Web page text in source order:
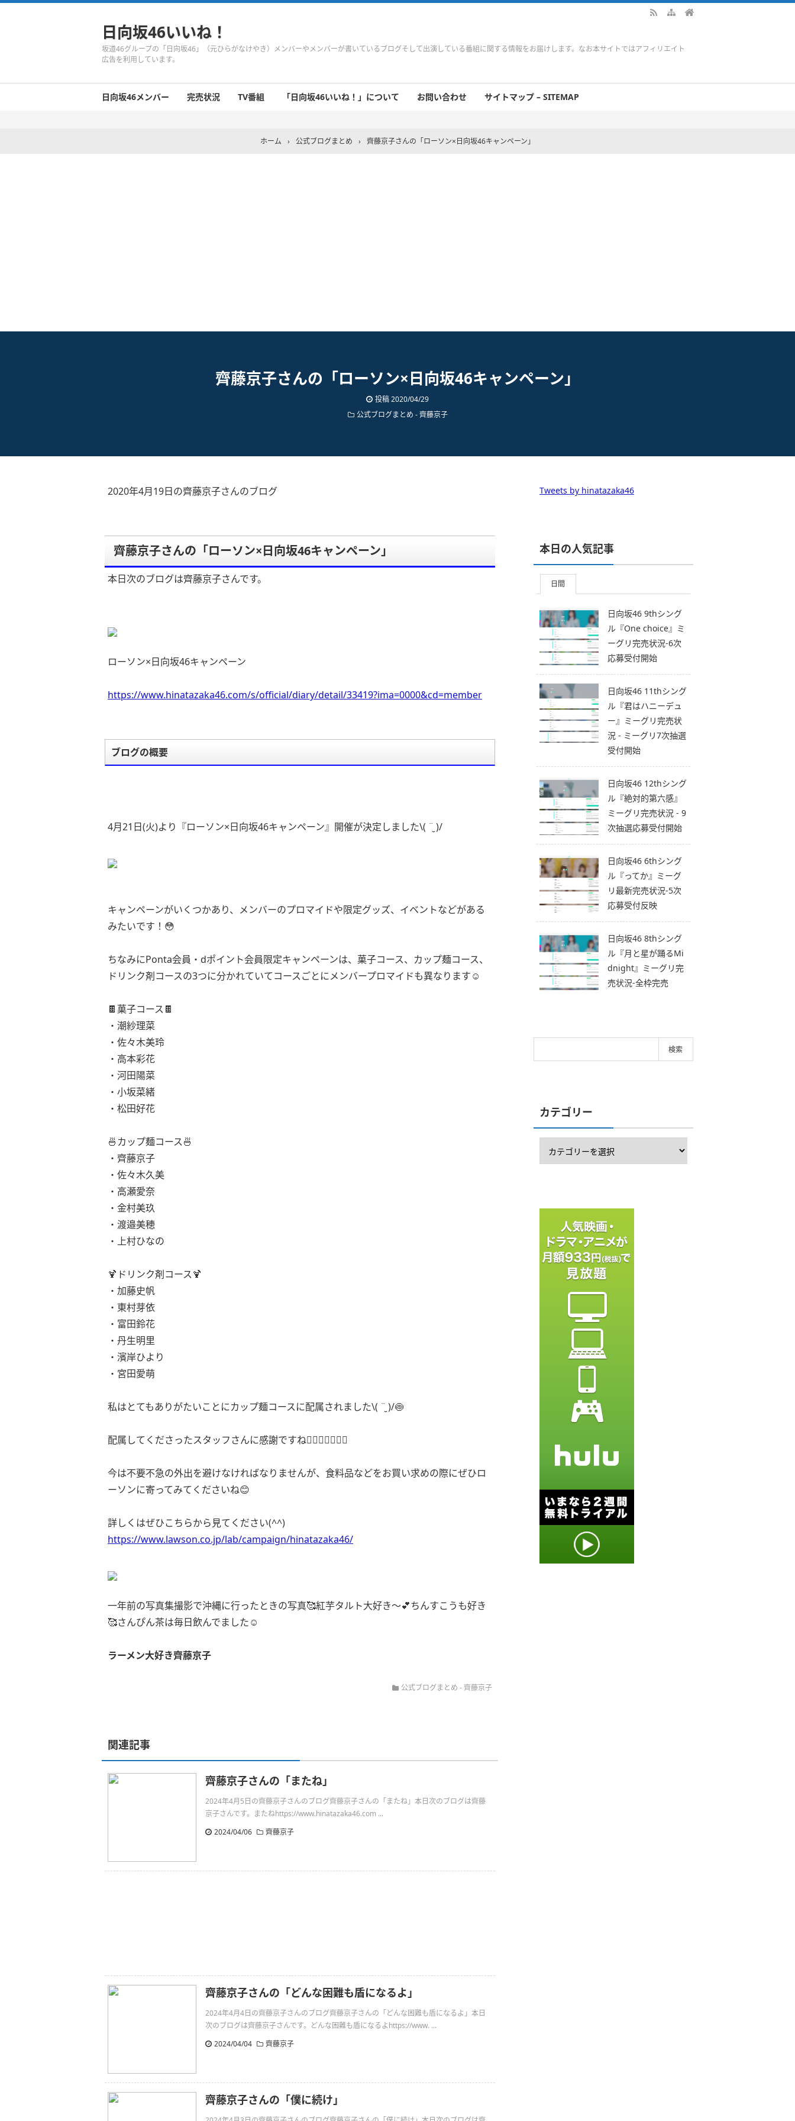
日向坂46いいね！
坂道46グループの「日向坂46」（元ひらがなけやき）メンバーやメンバーが書いているブログそして出演している番組に関する情報をお届けします。なお本サイトではアフィリエイト
広告を利用しています。
日向坂46メンバー 完売状況 TV番組 「日向坂46いいね！」について お問い合わせ サイトマップ – SITEMAP
ホーム › 公式ブログまとめ › 齊藤京子さんの「ローソン×日向坂46キャンペーン」
齊藤京子さんの「ローソン×日向坂46キャンペーン」
投稿2020/04/29
公式ブログまとめ -齊藤京子
2020年4月19日の齊藤京子さんのブログ
齊藤京子さんの「ローソン×日向坂46キャンペーン」
本日次のブログは齊藤京子さんです。
ローソン×日向坂46キャンペーン
https://www.hinatazaka46.com/s/official/diary/detail/33419?ima=0000&cd=member
ブログの概要
4月21日(火)より『ローソン×日向坂46キャンペーン』開催が決定しました\( ¨̮ )/
キャンペーンがいくつかあり、メンバーのプロマイドや限定グッズ、イベントなどがある
みたいです！😳
ちなみにPonta会員・dポイント会員限定キャンペーンは、菓子コース、カップ麺コース、
ドリンク剤コースの3つに分かれていてコースごとにメンバープロマイドも異なります☺️
🍫菓子コース🍫
・潮紗理菜
・佐々木美玲
・高本彩花
・河田陽菜
・小坂菜緒
・松田好花
🍜カップ麺コース🍜
・齊藤京子
・佐々木久美
・高瀬愛奈
・金村美玖
・渡邉美穂
・上村ひなの
🍹ドリンク剤コース🍹
・加藤史帆
・東村芽依
・富田鈴花
・丹生明里
・濱岸ひより
・宮田愛萌
私はとてもありがたいことにカップ麺コースに配属されました\( ¨̮ )/🍥
配属してくださったスタッフさんに感謝ですね🙇🏻‍♀️🙇🏻‍♀️✨
今は不要不急の外出を避けなければなりませんが、食料品などをお買い求めの際にぜひロ
ーソンに寄ってみてくださいね😊
詳しくはぜひこちらから見てください(^^)
https://www.lawson.co.jp/lab/campaign/hinatazaka46/
一年前の写真集撮影で沖縄に行ったときの写真🥰紅芋タルト大好き〜💕ちんすこうも好き
🥰さんぴん茶は毎日飲んでました☺️
ラーメン大好き齊藤京子
公式ブログまとめ -齊藤京子
関連記事
齊藤京子さんの「またね」
2024年4月5日の齊藤京子さんのブログ齊藤京子さんの「またね」本日次のブログは齊藤
京子さんです。またねhttps://www.hinatazaka46.com ...
2024/04/06
齊藤京子
齊藤京子さんの「どんな困難も盾になるよ」
2024年4月4日の齊藤京子さんのブログ齊藤京子さんの「どんな困難も盾になるよ」本日
次のブログは齊藤京子さんです。どんな困難も盾になるよhttps://www. ...
2024/04/04
齊藤京子
齊藤京子さんの「僕に続け」
Tweets by hinatazaka46
本日の人気記事
日間
日向坂46 9thシング
ル『One choice』ミ
ーグリ完売状況-6次
応募受付開始
日向坂46 11thシング
ル『君はハニーデュ
ー』ミーグリ完売状
況 - ミーグリ7次抽選
受付開始
日向坂46 12thシング
ル『絶対的第六感』
ミーグリ完売状況 - 9
次抽選応募受付開始
日向坂46 6thシング
ル『ってか』ミーグ
リ最新完売状況-5次
応募受付反映
日向坂46 8thシング
ル『月と星が踊るMi
dnight』ミーグリ完
売状況-全枠完売
カテゴリー